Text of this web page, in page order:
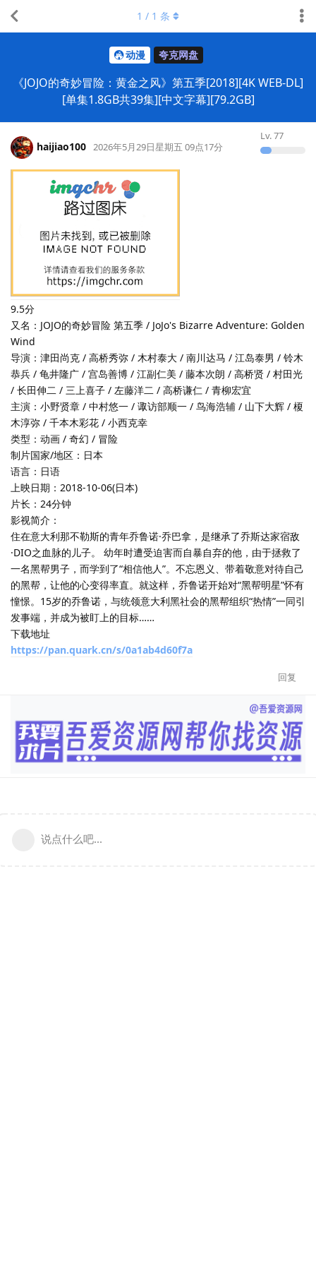
动漫 夸克网盘
《JOJO的奇妙冒险：黄金之风》第五季[2018][4K WEB-DL]
[单集1.8GB共39集][中文字幕][79.2GB]
1 / 1 条
haijiao100
Lv.77
2026年5月29日星期五 09点17分
9.5分
又名：JOJO的奇妙冒险 第五季 / JoJo's Bizarre Adventure: Golden
Wind
导演：津田尚克 / 高桥秀弥 / 木村泰大 / 南川达马 / 江岛泰男 / 铃木
恭兵 / 龟井隆广 / 宫岛善博 / 江副仁美 / 藤本次朗 / 高桥贤 / 村田光
/ 长田伸二 / 三上喜子 / 左藤洋二 / 高桥谦仁 / 青柳宏宜
主演：小野贤章 / 中村悠一 / 诹访部顺一 / 鸟海浩辅 / 山下大辉 / 榎
木淳弥 / 千本木彩花 / 小西克幸
类型：动画 / 奇幻 / 冒险
制片国家/地区：日本
语言：日语
上映日期：2018-10-06(日本)
片长：24分钟
影视简介：
住在意大利那不勒斯的青年乔鲁诺·乔巴拿，是继承了乔斯达家宿敌
·DIO之血脉的儿子。 幼年时遭受迫害而自暴自弃的他，由于拯救了
一名黑帮男子，而学到了“相信他人”。不忘恩义、带着敬意对待自己
的黑帮，让他的心变得率直。就这样，乔鲁诺开始对“黑帮明星”怀有
憧憬。15岁的乔鲁诺，与统领意大利黑社会的黑帮组织“热情”一同引
发事端，并成为被盯上的目标……
下载地址
https://pan.quark.cn/s/0a1ab4d60f7a
回复
说点什么吧...